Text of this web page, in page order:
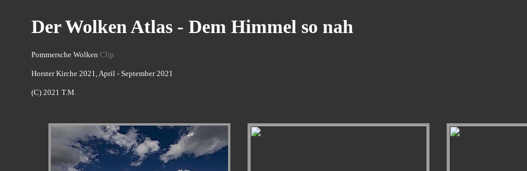
Der Wolken Atlas - Dem Himmel so nah
Pommersche WolkenClip
Horster Kirche 2021, April - September 2021
(C) 2021 T.M.